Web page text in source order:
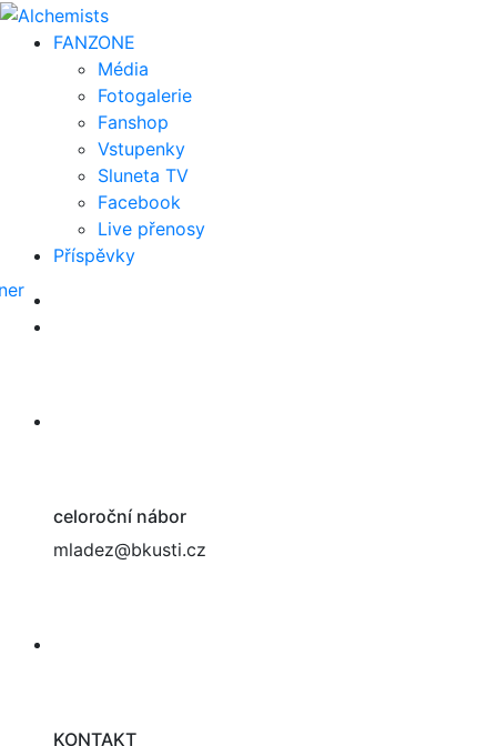
FANZONE
Média
Fotogalerie
Fanshop
Vstupenky
Sluneta TV
Facebook
Live přenosy
Příspěvky
celoroční nábor
mladez@bkusti.cz
KONTAKT